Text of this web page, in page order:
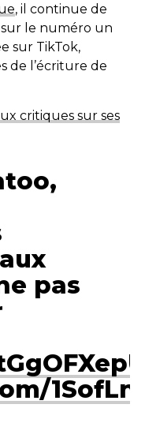
, il continue de
le numéro un
sur TikTok,
de l’écriture de
critiques sur ses
pas